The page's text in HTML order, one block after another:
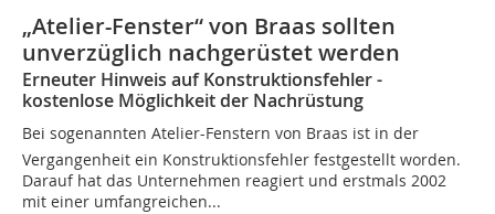
„Atelier-Fenster“ von Braas sollten
unverzüglich nachgerüstet werden
Erneuter Hinweis auf Konstruktionsfehler -
kostenlose Möglichkeit der Nachrüstung
Bei sogenannten Atelier-Fenstern von Braas ist in der
Vergangenheit ein Konstruktionsfehler festgestellt worden.
Darauf hat das Unternehmen reagiert und erstmals 2002
mit einer umfangreichen...